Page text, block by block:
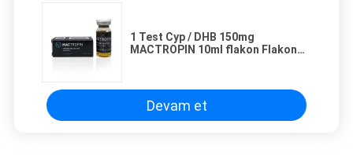
1 Test Cyp / DHB 150mg
MACTROPIN 10ml flakon Flakon
Devam et